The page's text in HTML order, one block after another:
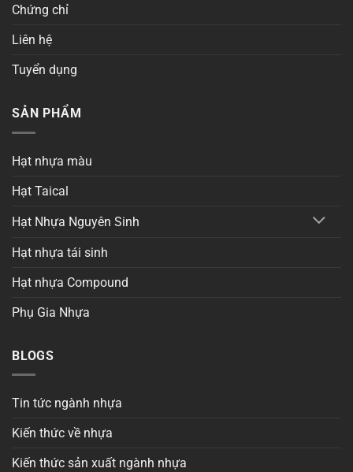
Chứng chỉ
Liên hệ
Tuyển dụng
SẢN PHẨM
Hạt nhựa màu
Hạt Taical
Hạt Nhựa Nguyên Sinh
Hạt nhựa tái sinh
Hạt nhựa Compound
Phụ Gia Nhựa
BLOGS
Tin tức ngành nhựa
Kiến thức về nhựa
Kiến thức sản xuất ngành nhựa